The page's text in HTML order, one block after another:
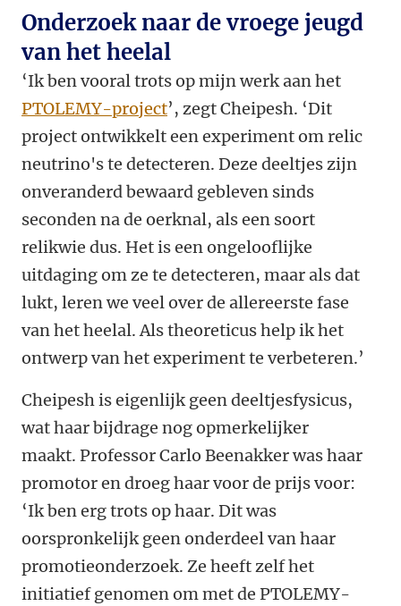
Onderzoek naar de vroege jeugd
van het heelal
‘Ik ben vooral trots op mijn werk aan het
PTOLEMY-project’, zegt Cheipesh. ‘Dit
project ontwikkelt een experiment om relic
neutrino's te detecteren. Deze deeltjes zijn
onveranderd bewaard gebleven sinds
seconden na de oerknal, als een soort
relikwie dus. Het is een ongelooflijke
uitdaging om ze te detecteren, maar als dat
lukt, leren we veel over de allereerste fase
van het heelal. Als theoreticus help ik het
ontwerp van het experiment te verbeteren.’
Cheipesh is eigenlijk geen deeltjesfysicus,
wat haar bijdrage nog opmerkelijker
maakt. Professor Carlo Beenakker was haar
promotor en droeg haar voor de prijs voor:
‘Ik ben erg trots op haar. Dit was
oorspronkelijk geen onderdeel van haar
promotieonderzoek. Ze heeft zelf het
initiatief genomen om met de PTOLEMY-